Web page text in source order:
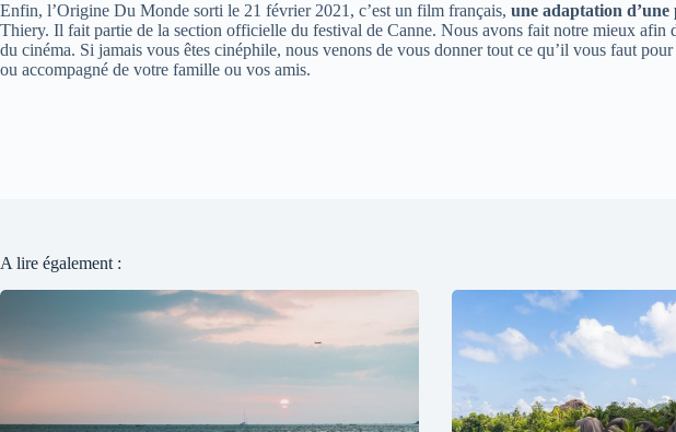
Enfin, l’Origine Du Monde sorti le 21 février 2021, c’est un film français, une adaptation d’une
Thiery. Il fait partie de la section officielle du festival de Canne. Nous avons fait notre mieux afin
du cinéma. Si jamais vous êtes cinéphile, nous venons de vous donner tout ce qu’il vous faut
ou accompagné de votre famille ou vos amis.
A lire également :